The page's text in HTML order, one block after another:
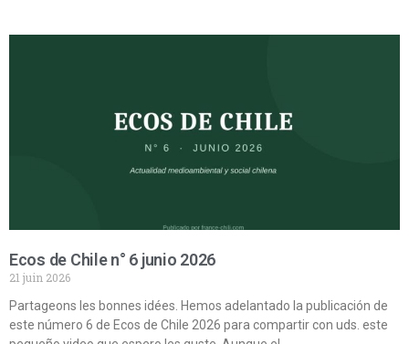
Ecos de Chile n° 6 junio 2026
21 juin 2026
Partageons les bonnes idées. Hemos adelantado la publicación de
este número 6 de Ecos de Chile 2026 para compartir con uds. este